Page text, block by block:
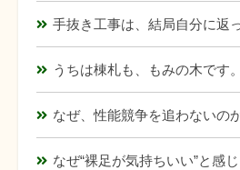
手抜き工事は、結局自分に返
うちは棟札も、もみの木です。
なぜ、性能競争を追わないの
なぜ“裸足が気持ちいい”と感